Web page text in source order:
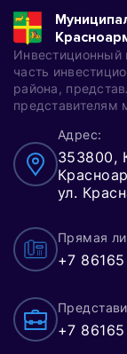
Инвестиционный
часть
района,
представителям
Адрес:
353800,
ул.
Прямая
+7
+7